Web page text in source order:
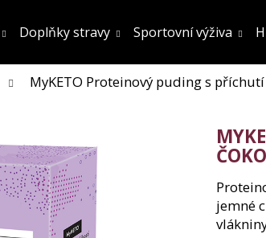
Doplňky stravy Sportovní výživa
MyKETO Proteinový puding s
jemné
Co potřebujete najít?
Hledat
Doporučujeme